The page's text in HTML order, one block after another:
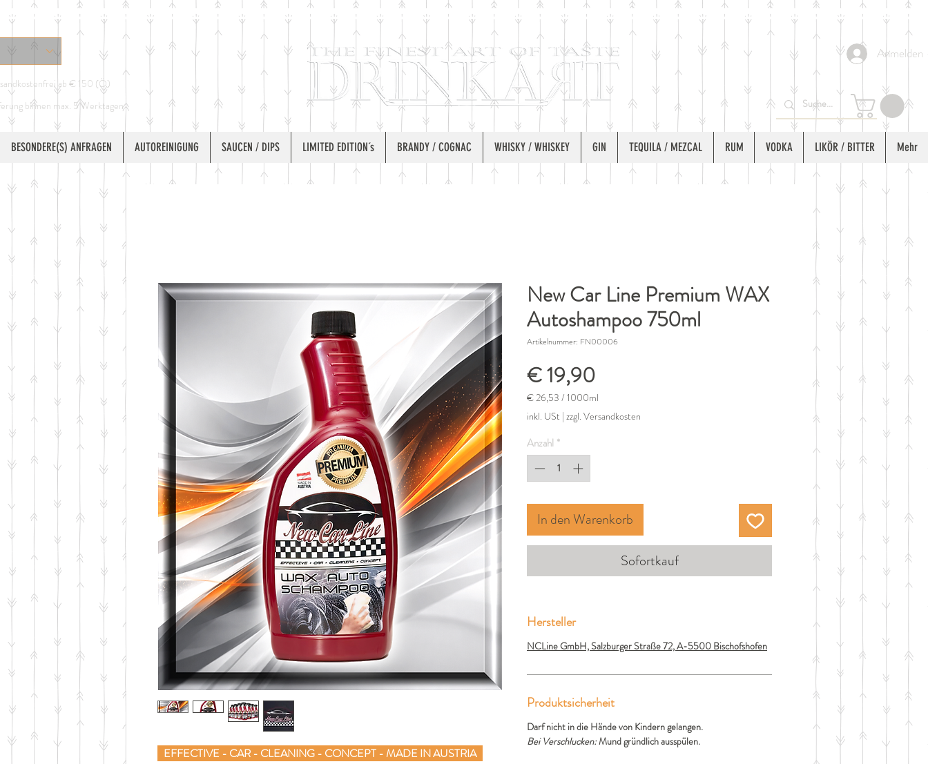
ab € 150 (Ö)
binnen max. 5 Werktagen
Anmelden
BESONDERE(S) ANFRAGEN AUTOREINIGUNG SAUCEN / DIPS LIMITED EDITION´s BRANDY / COGNAC WHISKY / WHISKEY GIN TEQUILA / MEZCAL RUM VODKA LIKÖR / BITTER Mehr
EFFECTIVE - CAR - CLEANING - CONCEPT - MADE IN AUSTRIA
New Car Line Premium WAX
Autoshampoo 750ml
Artikelnummer: FN00006
€ 19,90Preis
€ 26,53 / 1000ml
€ 26,53
pro
1000
Milliliter
inkl. USt | zzgl. Versandkosten
Anzahl *
In den Warenkorb
Sofortkauf
Hersteller
NCLine GmbH, Salzburger Straße 72, A-5500 Bischofshofen
Produktsicherheit
Darf nicht in die Hände von Kindern gelangen.
Bei Verschlucken:Mund gründlich ausspülen.